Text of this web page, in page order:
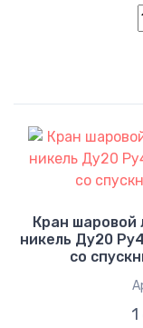
Кран шаровой
никель Ду20
со